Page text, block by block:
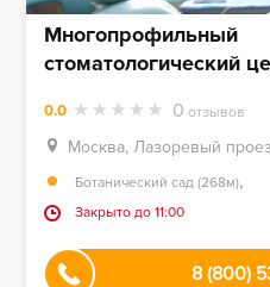
Многопрофильный
стоматологический
0.0 0 отзывов
Москва, Лазоревый
Ботанический сад (268м),
Закрыто до 11:00
8 (800)